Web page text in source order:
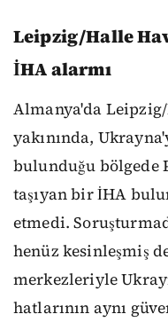
Leipzig/Halle
İHA alarmı
Almanya'da
yakınında,
bulunduğu bölgede
taşıyan bir İHA
etmedi.
henüz kesinleşmiş
merkezleriyle
hatlarının aynı